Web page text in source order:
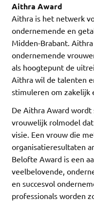
Aithra Award
Aithra is het netwerk
ondernemende en
Midden-Brabant.
ondernemende
als hoogtepunt de
Aithra wil de talenten
stimuleren om zakelijk
De Aithra Award wordt
vrouwelijk rolmodel
visie. Een vrouw die
organisatieresultaten
Belofte Award is een
veelbelovende,
en succesvol
professionals worden